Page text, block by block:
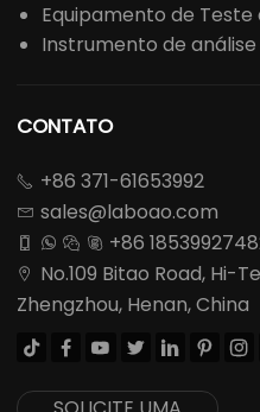
Equipamento de
Instrumento de análise
CONTATO
 +86 371-61653992
 sales@laboao.com
    +86

No.109 Bitao Road, Hi-
Zhengzhou, Henan, China
      